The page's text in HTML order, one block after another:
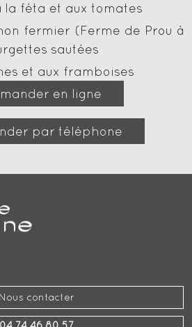
la féta et aux tomates
fermier (Ferme de Prou à
sautées
et aux framboises
en ligne
par téléphone
Nous contacter